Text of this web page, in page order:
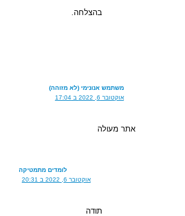
בהצלחה.
משתמש אנונימי (לא מזוהה)
אוקטובר 6, 2022 ב 17:04
אתר מעולה
לומדים מתמטיקה
אוקטובר 6, 2022 ב 20:31
תודה